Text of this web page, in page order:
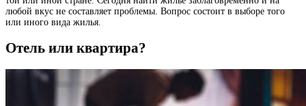
любой вкус не составляет проблемы. Вопрос состоит в выборе того
или иного вида жилья.
Отель или квартира?